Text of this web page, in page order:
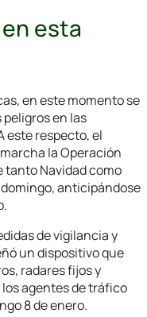
esta
en este momento se
en las
este respecto, el
la Operación
tanto Navidad como
anticipándose
de vigilancia y
un dispositivo que
radares fijos y
agentes de tráfico
8 de enero.